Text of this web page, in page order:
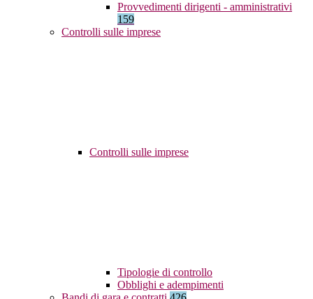
Provvedimenti dirigenti - amministrativi
159
Controlli sulle imprese
Controlli sulle imprese
Tipologie di controllo
Obblighi e adempimenti